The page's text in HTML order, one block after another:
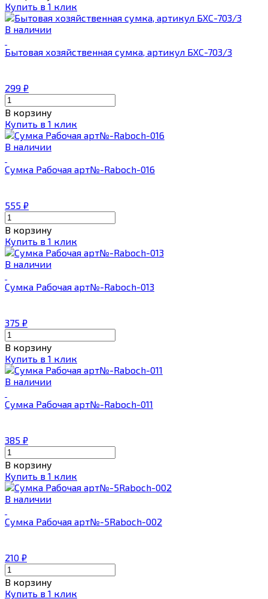
Купить в 1 клик
В наличии
Бытовая хозяйственная сумка, артикул БХС-703/3
299 ₽
В корзину
Купить в 1 клик
В наличии
Сумка Рабочая арт№-Raboch-016
555 ₽
В корзину
Купить в 1 клик
В наличии
Сумка Рабочая арт№-Raboch-013
375 ₽
В корзину
Купить в 1 клик
В наличии
Сумка Рабочая арт№-Raboch-011
385 ₽
В корзину
Купить в 1 клик
В наличии
Сумка Рабочая арт№-5Raboch-002
210 ₽
В корзину
Купить в 1 клик